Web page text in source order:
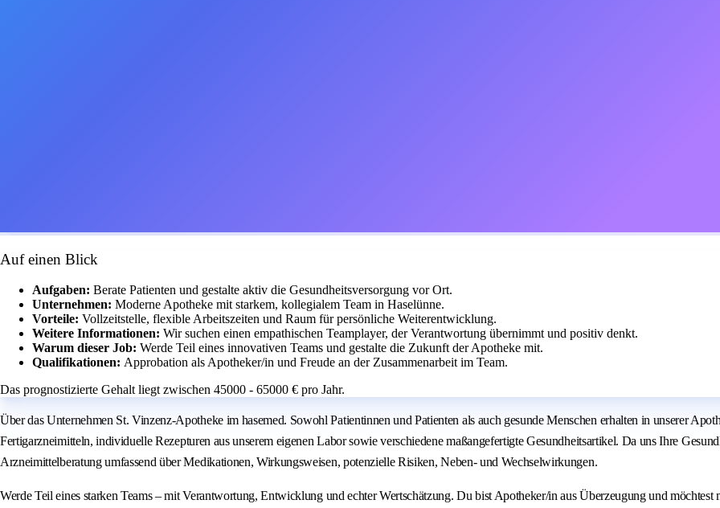
Auf einen Blick
Aufgaben: Berate Patienten und gestalte aktiv die Gesundheitsversorgung vor Ort.
Unternehmen: Moderne Apotheke mit starkem, kollegialem Team in Haselünne.
Vorteile: Vollzeitstelle, flexible Arbeitszeiten und Raum für persönliche Weiterentwicklung.
Weitere Informationen: Wir suchen einen empathischen Teamplayer, der Verantwortung übernimmt und positiv denkt.
Warum dieser Job: Werde Teil eines innovativen Teams und gestalte die Zukunft der Apotheke mit.
Qualifikationen: Approbation als Apotheker/in und Freude an der Zusammenarbeit im Team.
Das prognostizierte Gehalt liegt zwischen 45000 - 65000 € pro Jahr.
Über das Unternehmen St. Vinzenz-Apotheke im hasemed. Sowohl Patientinnen und Patienten als auch gesunde Menschen erhalten in unserer
Fertigarzneimitteln, individuelle Rezepturen aus unserem eigenen Labor sowie verschiedene maßangefertigte Gesundheitsartikel. Da uns Ihre
Arzneimittelberatung umfassend über Medikationen, Wirkungsweisen, potenzielle Risiken, Neben- und Wechselwirkungen.
Werde Teil eines starken Teams – mit Verantwortung, Entwicklung und echter Wertschätzung. Du bist Apotheker/in aus Überzeugung und